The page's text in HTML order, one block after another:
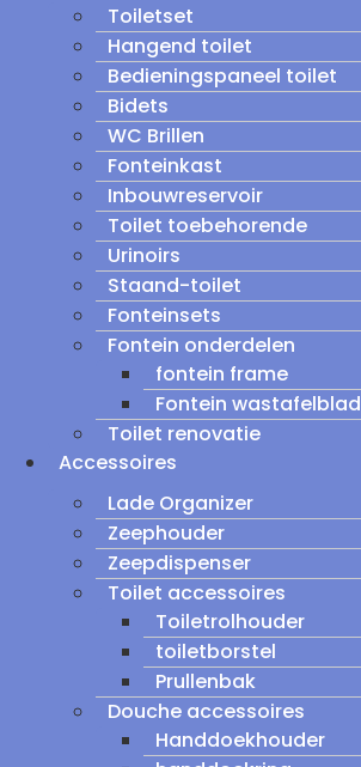
Toiletset
Hangend toilet
Bedieningspaneel toilet
Bidets
WC Brillen
Fonteinkast
Inbouwreservoir
Toilet toebehorende
Urinoirs
Staand-toilet
Fonteinsets
Fontein onderdelen
fontein frame
Fontein wastafelblad
Toilet renovatie
Accessoires
Lade Organizer
Zeephouder
Zeepdispenser
Toilet accessoires
Toiletrolhouder
toiletborstel
Prullenbak
Douche accessoires
Handdoekhouder